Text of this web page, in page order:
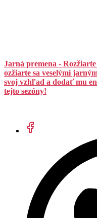
Jarná premena -
ozžiarte sa veselými
svoj vzhľad a dodať mu
tejto sezóny!